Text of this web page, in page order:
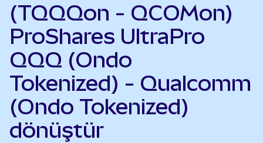
(TQQQon - QCOMon)
ProShares UltraPro
QQQ (Ondo
Tokenized) - Qualcomm
(Ondo Tokenized)
dönüştür